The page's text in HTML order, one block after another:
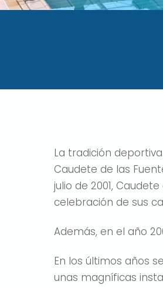
La tradición
Caudete de las
julio de 2001,
celebración de sus
Además, en el año
En los últimos años
unas magníficas